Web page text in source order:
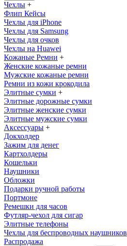
Чехлы +
Флип Кейсы
Чехлы для iPhone
Чехлы для Samsung
Чехлы для очков
Чехлы на Huawei
Кожаные Ремни +
Женские кожаные ремни
Мужские кожаные ремни
Ремни из кожи крокодила
Элитные сумки +
Элитные дорожные сумки
Элитные женские сумки
Элитные мужские сумки
Аксессуары +
Докхолдер
Зажим для денег
Картхолдеры
Кошельки
Наушники
Обложки
Подарки ручной работы
Портмоне
Ремешки для часов
Футляр-чехол для сигар
Элитные телефоны
Чехлы для беспроводных наушников
Распродажа